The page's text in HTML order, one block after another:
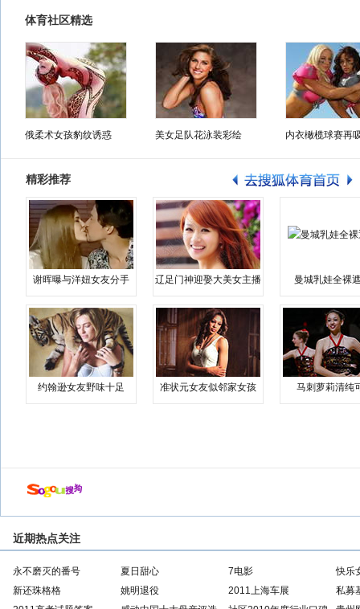
体育社区精选
俄柔术女孩豹纹诱惑 美女足队花泳装彩绘 内衣橄榄球赛再
精彩推荐
谢晖曝与洋妞女友分手 辽足门神迎娶大美女主播 曼城乳娃全裸
约翰逊女友野味十足 准状元女友似邻家女孩 马刺萝莉清纯
近期热点关注
永不磨灭的番号 夏日甜心 7电影
快乐
新还珠格格
姚明退役 2011上海车展
私募